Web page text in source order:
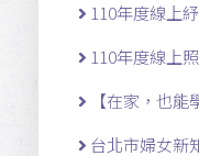
110年度線上
110年度線上
【在家，也能
台北市婦女新